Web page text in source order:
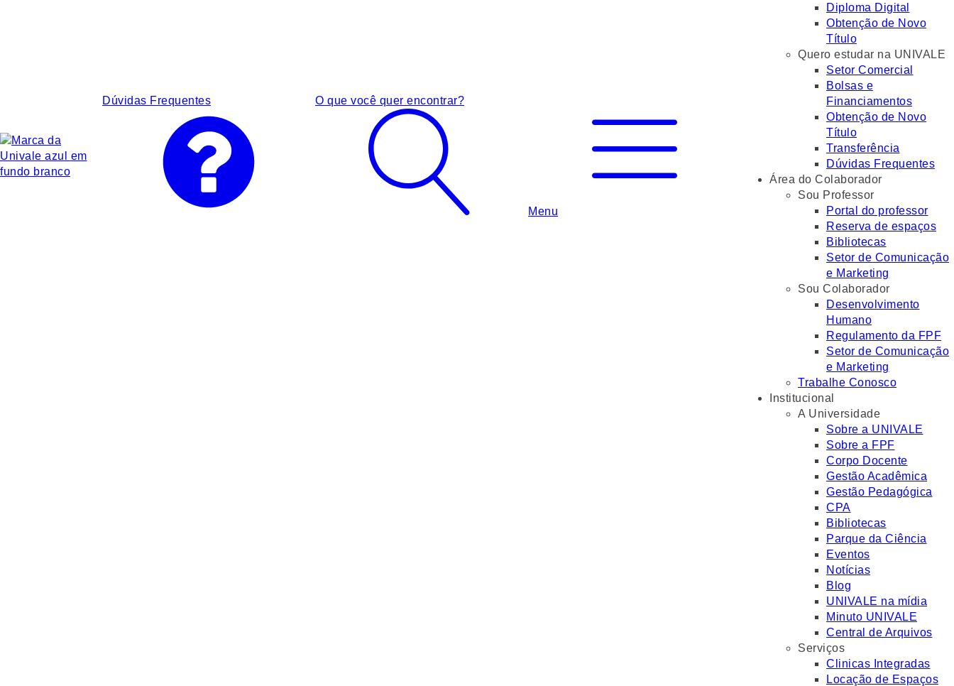
Dúvidas Frequentes O que você quer encontrar?
Menu
Diploma Digital
Obtenção de Novo
Título
Quero estudar na UNIVALE
Setor Comercial
Bolsas e
Financiamentos
Obtenção de Novo
Título
Transferência
Dúvidas Frequentes
Área do Colaborador
Sou Professor
Portal do professor
Reserva de espaços
Bibliotecas
Setor de Comunicação
e Marketing
Sou Colaborador
Desenvolvimento
Humano
Regulamento da FPF
Setor de Comunicação
e Marketing
Trabalhe Conosco
Institucional
A Universidade
Sobre a UNIVALE
Sobre a FPF
Corpo Docente
Gestão Acadêmica
Gestão Pedagógica
CPA
Bibliotecas
Parque da Ciência
Eventos
Notícias
Blog
UNIVALE na mídia
Minuto UNIVALE
Central de Arquivos
Serviços
Clinicas Integradas
Locação de Espaços